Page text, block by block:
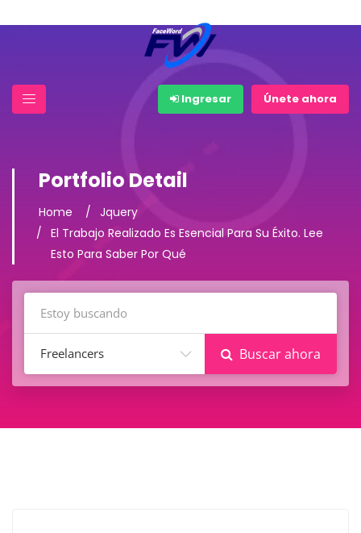
Ingresar Únete ahora
Portfolio Detail
Home
Jquery
El Trabajo Realizado Es Esencial Para Su Éxito. Lee
Esto Para Saber Por Qué
Freelancers Buscar ahora